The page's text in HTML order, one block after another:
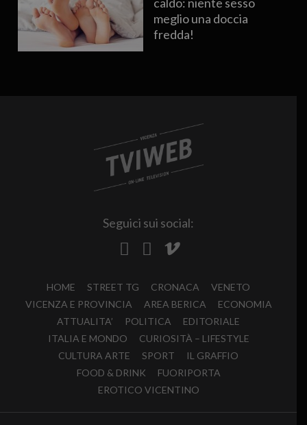
meglio una doccia
fredda!
Seguici sui social:
HOME STREET TG CRONACA
VENETO
VICENZA E PROVINCIA
AREA BERICA
ECONOMIA
ATTUALITA’
POLITICA
EDITORIALE
ITALIA E MONDO
CURIOSITÀ – LIFESTYLE
CULTURA ARTE
SPORT
IL GRAFFIO
FOOD & DRINK
FUORIPORTA
EROTICO VICENTINO